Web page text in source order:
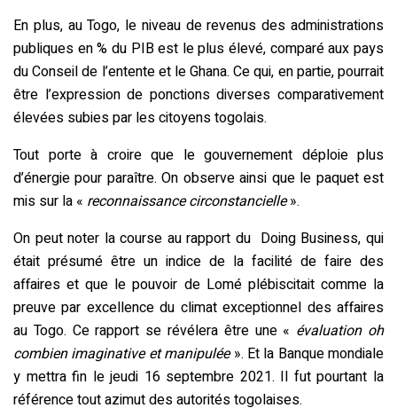
En plus, au Togo, le niveau de revenus des administrations
publiques en % du PIB est le plus élevé, comparé aux pays
du Conseil de l’entente et le Ghana. Ce qui, en partie, pourrait
être l’expression de ponctions diverses comparativement
élevées subies par les citoyens togolais.
Tout porte à croire que le gouvernement déploie plus
d’énergie pour paraître. On observe ainsi que le paquet est
mis sur la « reconnaissance circonstancielle».
On peut noter la course au rapport du Doing Business, qui
était présumé être un indice de la facilité de faire des
affaires et que le pouvoir de Lomé plébiscitait comme la
preuve par excellence du climat exceptionnel des affaires
au Togo. Ce rapport se révélera être une « évaluation oh
combien imaginative et manipulée». Et la Banque mondiale
y mettra fin le jeudi 16 septembre 2021. Il fut pourtant la
référence tout azimut des autorités togolaises.